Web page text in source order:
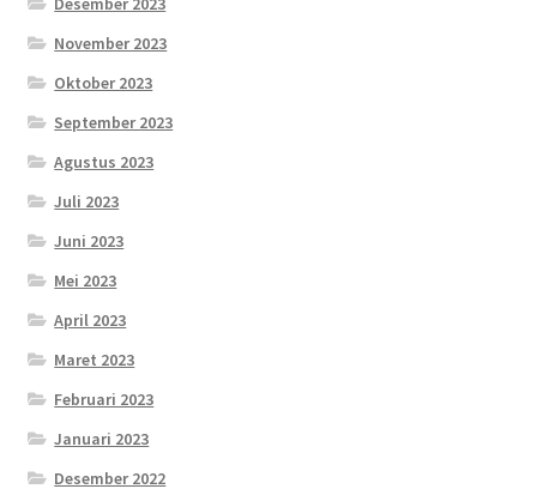
November 2023
Oktober 2023
September 2023
Agustus 2023
Juli 2023
Juni 2023
Mei 2023
April 2023
Maret 2023
Februari 2023
Januari 2023
Desember 2022